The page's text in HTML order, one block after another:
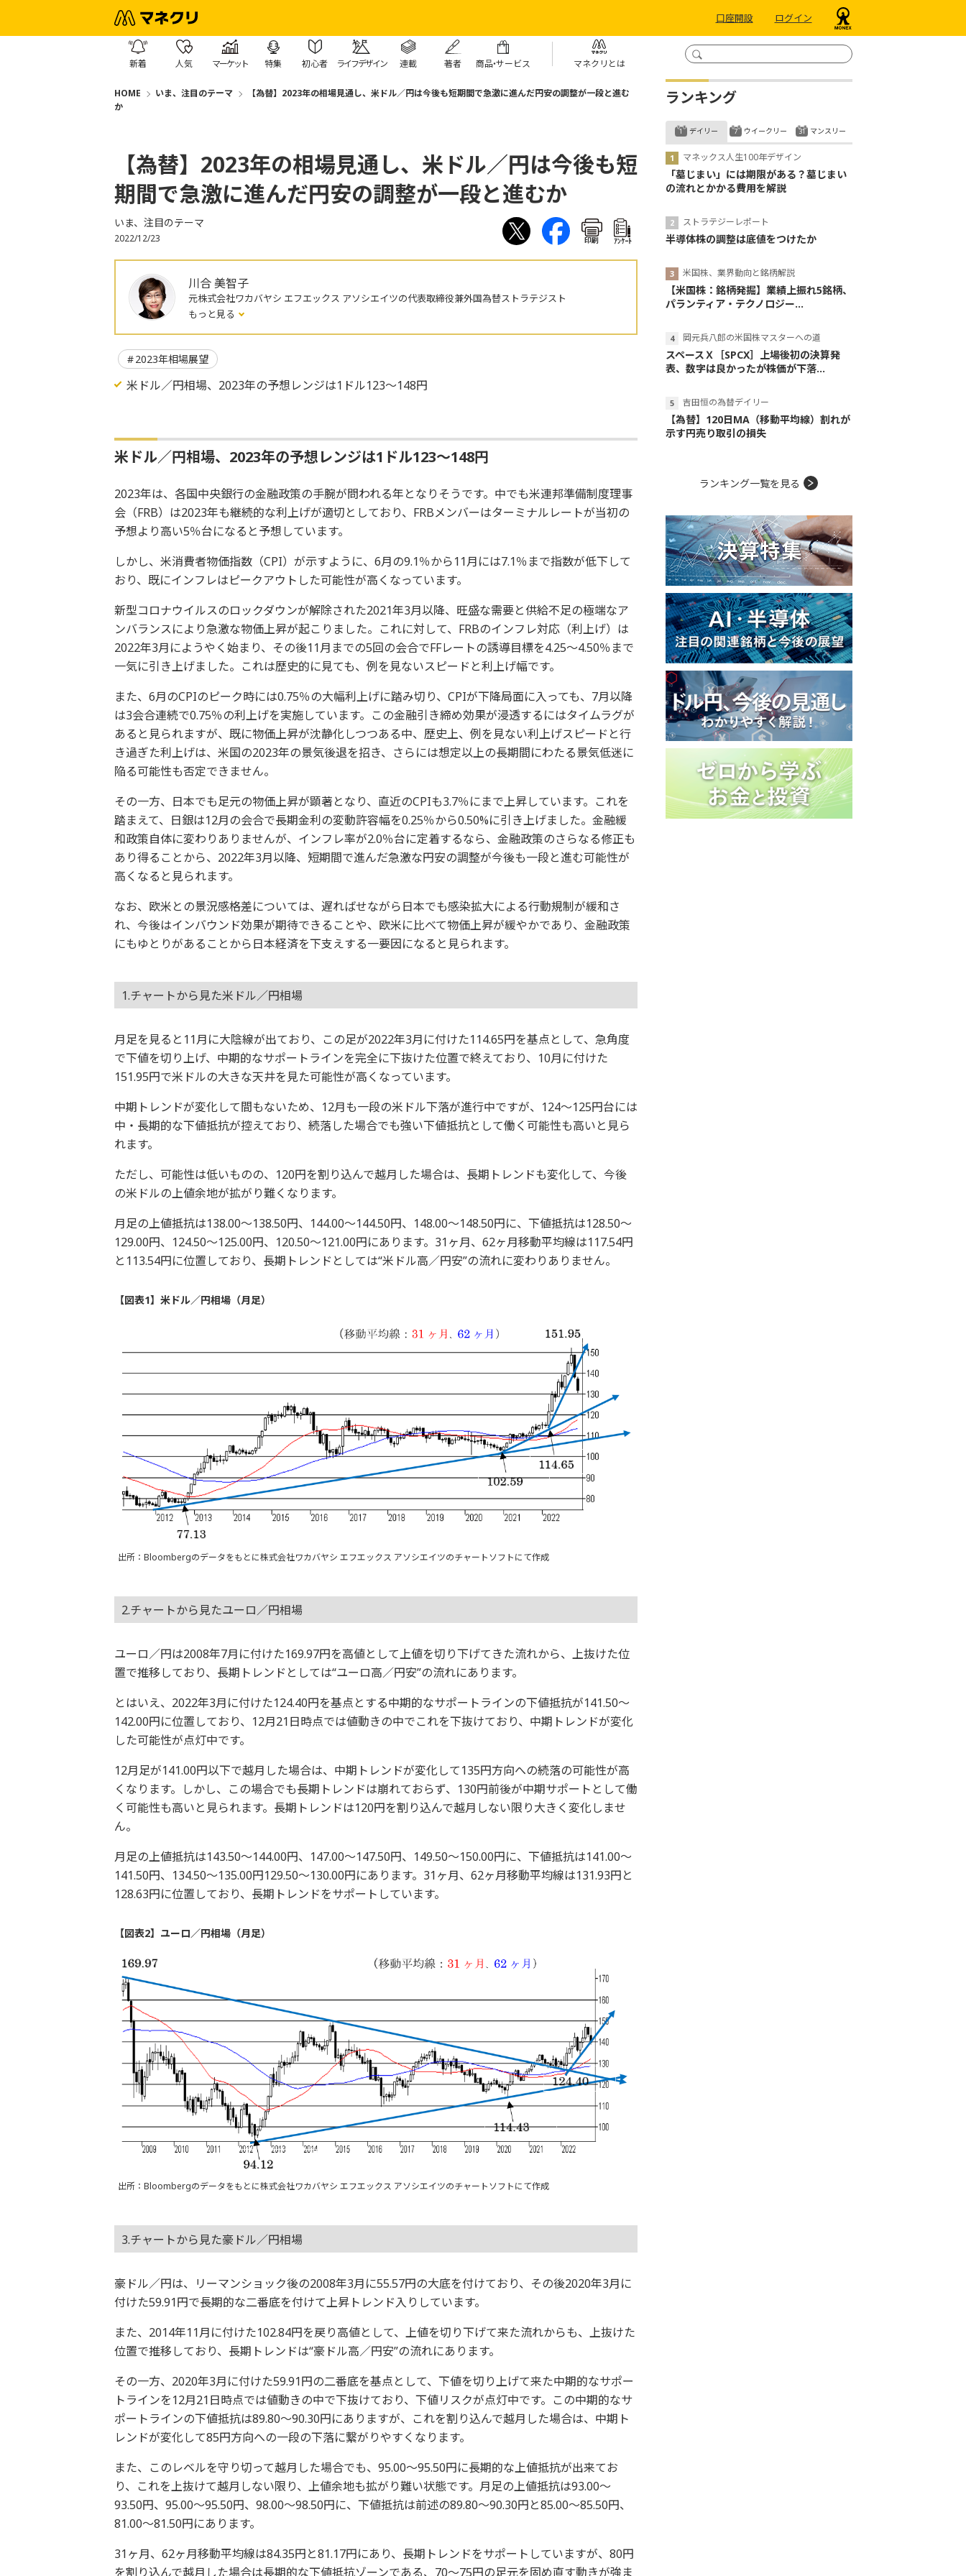
口座開設 ログイン
新着 人気 マーケット 特集 初心者 ライフデザイン 連載 著者 商品・サービス マネクリとは
HOME いま、注目のテーマ
【為替】2023年の相場見通し、米ドル／円は今後も短期間で急激に進んだ円安の調整が一段と進む
か
【為替】2023年の相場見通し、米ドル／円は今後も短
期間で急激に進んだ円安の調整が一段と進むか
いま、注目のテーマ
2022/12/23 印刷 ｱﾝｹｰﾄ
川合 美智子
元株式会社ワカバヤシ エフエックス アソシエイツの代表取締役兼外国為替ストラテジスト
もっと見る
2023年相場展望
米ドル／円相場、2023年の予想レンジは1ドル123～148円
米ドル／円相場、2023年の予想レンジは1ドル123～148円
2023年は、各国中央銀行の金融政策の手腕が問われる年となりそうです。中でも米連邦準備制度理事
会（FRB）は2023年も継続的な利上げが適切としており、FRBメンバーはターミナルレートが当初の
予想より高い5％台になると予想しています。
しかし、米消費者物価指数（CPI）が示すように、6月の9.1％から11月には7.1％まで指数が低下して
おり、既にインフレはピークアウトした可能性が高くなっています。
新型コロナウイルスのロックダウンが解除された2021年3月以降、旺盛な需要と供給不足の極端なア
ンバランスにより急激な物価上昇が起こりました。これに対して、FRBのインフレ対応（利上げ）は
2022年3月にようやく始まり、その後11月までの5回の会合でFFレートの誘導目標を4.25～4.50％まで
一気に引き上げました。これは歴史的に見ても、例を見ないスピードと利上げ幅です。
また、6月のCPIのピーク時には0.75％の大幅利上げに踏み切り、CPIが下降局面に入っても、7月以降
は3会合連続で0.75％の利上げを実施しています。この金融引き締め効果が浸透するにはタイムラグが
あると見られますが、既に物価上昇が沈静化しつつある中、歴史上、例を見ない利上げスピードと行
き過ぎた利上げは、米国の2023年の景気後退を招き、さらには想定以上の長期間にわたる景気低迷に
陥る可能性も否定できません。
その一方、日本でも足元の物価上昇が顕著となり、直近のCPIも3.7％にまで上昇しています。これを
踏まえて、日銀は12月の会合で長期金利の変動許容幅を0.25％から0.50%に引き上げました。金融緩
和政策自体に変わりありませんが、インフレ率が2.0％台に定着するなら、金融政策のさらなる修正も
あり得ることから、2022年3月以降、短期間で進んだ急激な円安の調整が今後も一段と進む可能性が
高くなると見られます。
なお、欧米との景況感格差については、遅ればせながら日本でも感染拡大による行動規制が緩和さ
れ、今後はインバウンド効果が期待できることや、欧米に比べて物価上昇が緩やかであり、金融政策
にもゆとりがあることから日本経済を下支えする一要因になると見られます。
1.チャートから見た米ドル／円相場
月足を見ると11月に大陰線が出ており、この足が2022年3月に付けた114.65円を基点として、急角度
で下値を切り上げ、中期的なサポートラインを完全に下抜けた位置で終えており、10月に付けた
151.95円で米ドルの大きな天井を見た可能性が高くなっています。
中期トレンドが変化して間もないため、12月も一段の米ドル下落が進行中ですが、124～125円台には
中・長期的な下値抵抗が控えており、続落した場合でも強い下値抵抗として働く可能性も高いと見ら
れます。
ただし、可能性は低いものの、120円を割り込んで越月した場合は、長期トレンドも変化して、今後
の米ドルの上値余地が拡がり難くなります。
月足の上値抵抗は138.00～138.50円、144.00～144.50円、148.00～148.50円に、下値抵抗は128.50～
129.00円、124.50～125.00円、120.50～121.00円にあります。31ヶ月、62ヶ月移動平均線は117.54円
と113.54円に位置しており、長期トレンドとしては“米ドル高／円安”の流れに変わりありません。
【図表1】米ドル／円相場（月足）
出所：Bloombergのデータをもとに株式会社ワカバヤシ エフエックス アソシエイツのチャートソフトにて作成
2.チャートから見たユーロ／円相場
ユーロ／円は2008年7月に付けた169.97円を高値として上値を切り下げてきた流れから、上抜けた位
置で推移しており、長期トレンドとしては“ユーロ高／円安”の流れにあります。
とはいえ、2022年3月に付けた124.40円を基点とする中期的なサポートラインの下値抵抗が141.50～
142.00円に位置しており、12月21日時点では値動きの中でこれを下抜けており、中期トレンドが変化
した可能性が点灯中です。
12月足が141.00円以下で越月した場合は、中期トレンドが変化して135円方向への続落の可能性が高
くなります。しかし、この場合でも長期トレンドは崩れておらず、130円前後が中期サポートとして働
く可能性も高いと見られます。長期トレンドは120円を割り込んで越月しない限り大きく変化しませ
ん。
月足の上値抵抗は143.50～144.00円、147.00～147.50円、149.50～150.00円に、下値抵抗は141.00～
141.50円、134.50～135.00円129.50～130.00円にあります。31ヶ月、62ヶ月移動平均線は131.93円と
128.63円に位置しており、長期トレンドをサポートしています。
【図表2】ユーロ／円相場（月足）
出所：Bloombergのデータをもとに株式会社ワカバヤシ エフエックス アソシエイツのチャートソフトにて作成
3.チャートから見た豪ドル／円相場
豪ドル／円は、リーマンショック後の2008年3月に55.57円の大底を付けており、その後2020年3月に
付けた59.91円で長期的な二番底を付けて上昇トレンド入りしています。
また、2014年11月に付けた102.84円を戻り高値として、上値を切り下げて来た流れからも、上抜けた
位置で推移しており、長期トレンドは“豪ドル高／円安”の流れにあります。
その一方、2020年3月に付けた59.91円の二番底を基点として、下値を切り上げて来た中期的なサポー
トラインを12月21日時点では値動きの中で下抜けており、下値リスクが点灯中です。この中期的なサ
ポートラインの下値抵抗は89.80～90.30円にありますが、これを割り込んで越月した場合は、中期ト
レンドが変化して85円方向への一段の下落に繋がりやすくなります。
また、このレベルを守り切って越月した場合でも、95.00～95.50円に長期的な上値抵抗が出来てお
り、これを上抜けて越月しない限り、上値余地も拡がり難い状態です。月足の上値抵抗は93.00～
93.50円、95.00～95.50円、98.00～98.50円に、下値抵抗は前述の89.80～90.30円と85.00～85.50円、
81.00～81.50円にあります。
31ヶ月、62ヶ月移動平均線は84.35円と81.17円にあり、長期トレンドをサポートしていますが、80円
を割り込んで越月した場合は長期的な下値抵抗ゾーンである、70～75円の足元を固め直す動きが強ま
ランキング
デイリー
マネックス人生100年デザイン
「墓じまい」には期限がある？墓じまい
の流れとかかる費用を解説
ストラテジーレポート
半導体株の調整は底値をつけたか
米国株、業界動向と銘柄解説
【米国株：銘柄発掘】業績上振れ5銘柄、
パランティア・テクノロジー...
岡元兵八郎の米国株マスターへの道
スペースＸ［SPCX］上場後初の決算発
表、数字は良かったが株価が下落...
吉田恒の為替デイリー
【為替】120日MA（移動平均線）割れが
示す円売り取引の損失
ウイークリー マンスリー
ランキング一覧を見る